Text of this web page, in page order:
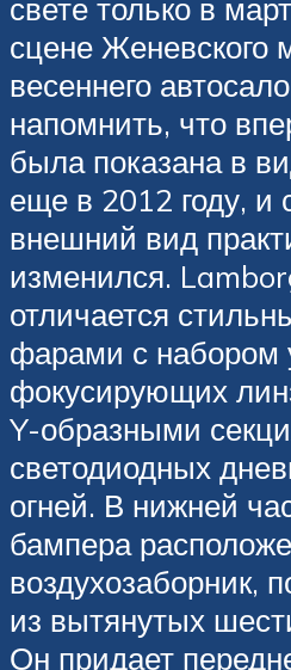
свете только в
сцене Женевского
весеннего
напомнить, что
была показана в
еще в 2012 году, и
внешний вид
изменился.
отличается
фарами с набором
фокусирующих
Y-образными
светодиодных
огней. В нижней
бампера
воздухозаборник,
из вытянутых
Он придает